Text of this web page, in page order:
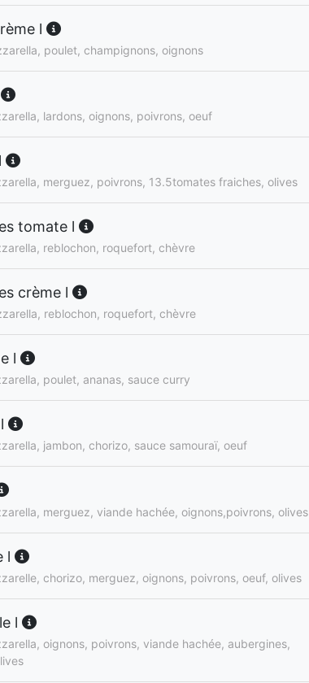
l
poulet, champignons, oignons
lardons, oignons, poivrons, oeuf
merguez, poivrons, 13.5tomates fraiches, olives
tomate l
reblochon, roquefort, chèvre
crème l
reblochon, roquefort, chèvre
l
poulet, ananas, sauce curry
jambon, chorizo, sauce samouraï, oeuf
merguez, viande hachée, oignons,poivrons, olives
l
chorizo, merguez, oignons, poivrons, oeuf, olives
l
oignons, poivrons, viande hachée, aubergines,